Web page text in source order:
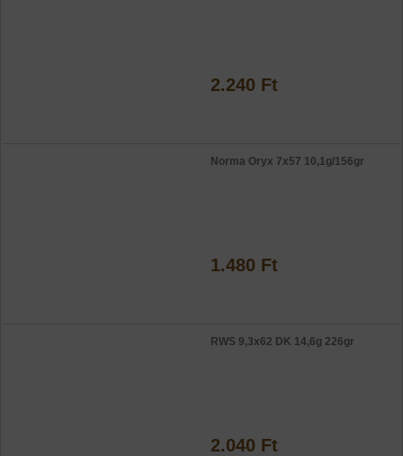
2.240 Ft
Norma Oryx 7x57 10,1g/156gr
1.480 Ft
RWS 9,3x62 DK 14,6g 226gr
2.040 Ft